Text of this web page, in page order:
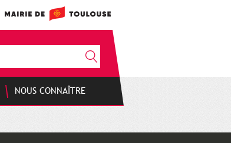
NOUS CONNAÎTRE